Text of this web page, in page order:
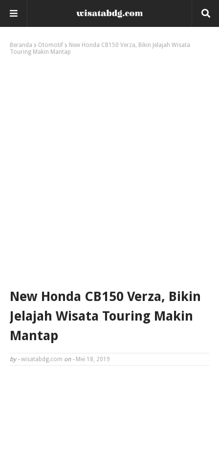
Beranda Otomotif
New Honda CB150 Verza, Bikin Jelajah Wisata
Touring Makin Mantap
New Honda CB150 Verza, Bikin
Jelajah Wisata Touring Makin
Mantap
by - wisatabdg.com on - Mei 18, 2019